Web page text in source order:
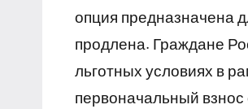
опция предназначена
продлена. Граждане
льготных условиях в
первоначальный взнос